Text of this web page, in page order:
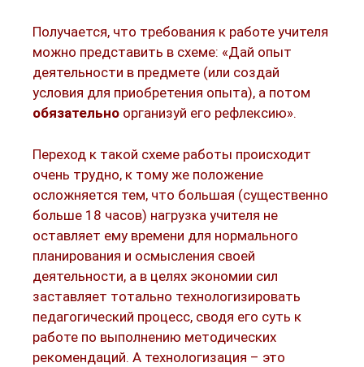
Получается, что требования к работе учителя
можно представить в схеме: «Дай опыт
деятельности в предмете (или создай
условия для приобретения опыта), а потом
обязательно организуй его рефлексию».
Переход к такой схеме работы происходит
очень трудно, к тому же положение
осложняется тем, что большая (существенно
больше 18 часов) нагрузка учителя не
оставляет ему времени для нормального
планирования и осмысления своей
деятельности, а в целях экономии сил
заставляет тотально технологизировать
педагогический процесс, сводя его суть к
работе по выполнению методических
рекомендаций. А технологизация – это